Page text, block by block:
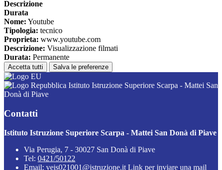
Descrizione
Durata
Nome: Youtube
Tipologia: tecnico
Proprieta: www.youtube.com
Descrizione: Visualizzazione filmati
Durata: Permanente
Accetta tutti Salva le preferenze
Istituto Istruzione Superiore Scarpa - Mattei San
Donà di Piave
Contatti
Istituto Istruzione Superiore Scarpa - Mattei San Donà di Piave
Via Perugia, 7 - 30027 San Donà di Piave
Tel: 0421/50122
Email: veis021001@istruzione.it Link per inviare una mail